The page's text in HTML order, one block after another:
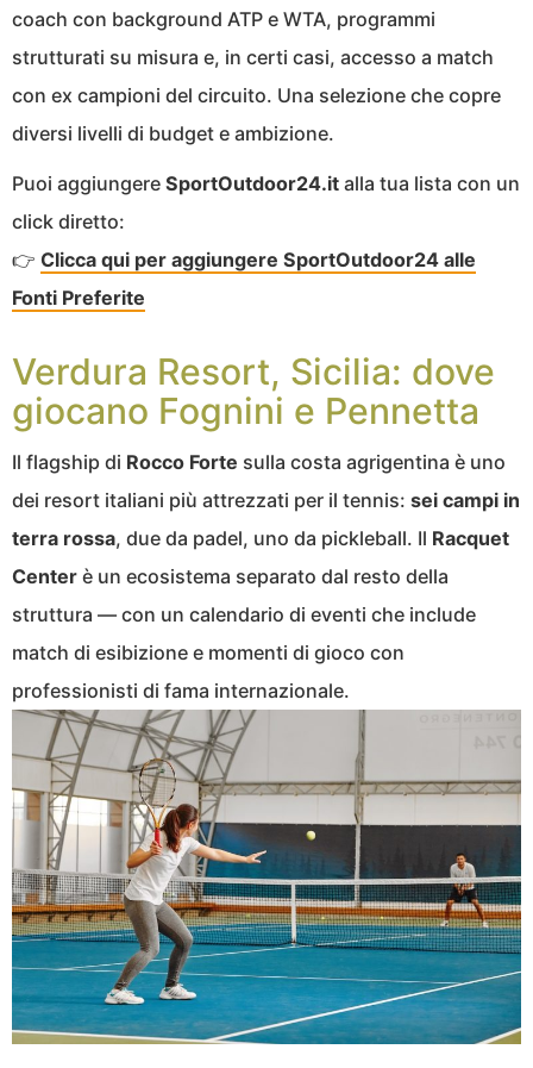
coach con background ATP e WTA, programmi
strutturati su misura e, in certi casi, accesso a match
con ex campioni del circuito. Una selezione che copre
diversi livelli di budget e ambizione.
Puoi aggiungere SportOutdoor24.it alla tua lista con un
click diretto:
👉 Clicca qui per aggiungere SportOutdoor24 alle
Fonti Preferite
Verdura Resort, Sicilia: dove
giocano Fognini e Pennetta
Il flagship di Rocco Forte sulla costa agrigentina è uno
dei resort italiani più attrezzati per il tennis: sei campi in
terra rossa, due da padel, uno da pickleball. Il Racquet
Center è un ecosistema separato dal resto della
struttura — con un calendario di eventi che include
match di esibizione e momenti di gioco con
professionisti di fama internazionale.